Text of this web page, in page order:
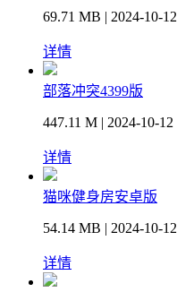
69.71 MB | 2024-10-12
详情
部落冲突4399版
447.11 M | 2024-10-12
详情
猫咪健身房安卓版
54.14 MB | 2024-10-12
详情